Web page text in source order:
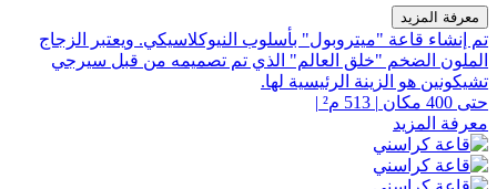
معرفة المزيد
تم إنشاء قاعة "ميتروبول" بأسلوب النيوكلاسيكي. ويعتبر الزجاج
الملون الضخم "خلق العالم" الذي تم تصميمه من قبل سيرجي
تشيكونين هو الزينة الرئيسية لها.
حتى 400 مكان
| 513 م²
|
معرفة المزيد